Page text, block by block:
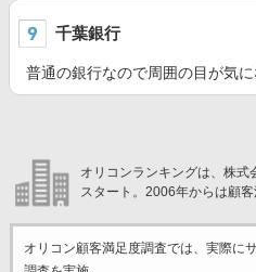
千葉銀行
普通の銀行なので周囲の目が気
オリコンランキングは、株式
スタート。2006年からは顧客
オリコン顧客満足度調査では、実際に